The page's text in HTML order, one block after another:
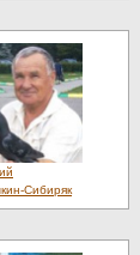
Сибиряк